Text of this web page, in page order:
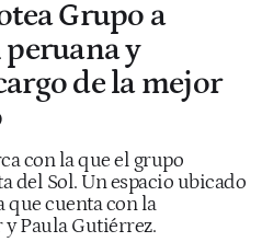
Grupo a
y
de la mejor
con la que el grupo
del Sol. Un espacio ubicado
que cuenta con la
Paula Gutiérrez.